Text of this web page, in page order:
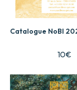
Catalogue NoBl
10€